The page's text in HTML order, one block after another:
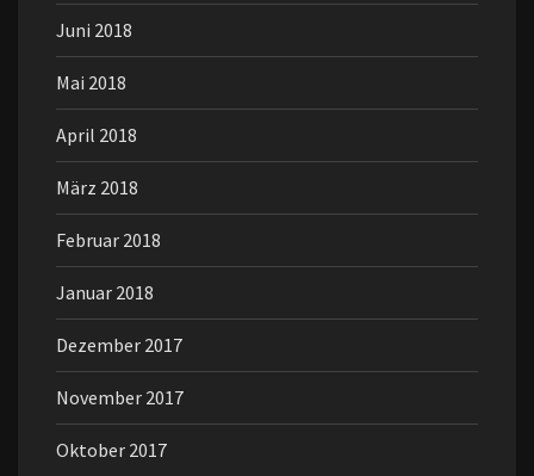
Juni 2018
Mai 2018
April 2018
März 2018
Februar 2018
Januar 2018
Dezember 2017
November 2017
Oktober 2017